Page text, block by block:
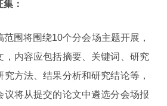
：
围将围绕10个分会场主题开展，
，内容应包括摘要、关键词、研究
方法、结果分析和研究结论等，
议将从提交的论文中遴选分会场报